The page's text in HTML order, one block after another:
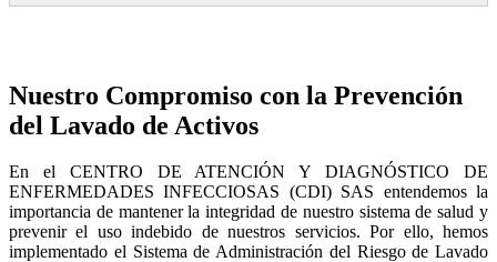
Nuestro Compromiso con la Prevención
del Lavado de Activos
En el CENTRO DE ATENCIÓN Y DIAGNÓSTICO DE
ENFERMEDADES INFECCIOSAS (CDI) SAS entendemos la
importancia de mantener la integridad de nuestro sistema de salud y
prevenir el uso indebido de nuestros servicios. Por ello, hemos
implementado el Sistema de Administración del Riesgo de Lavado